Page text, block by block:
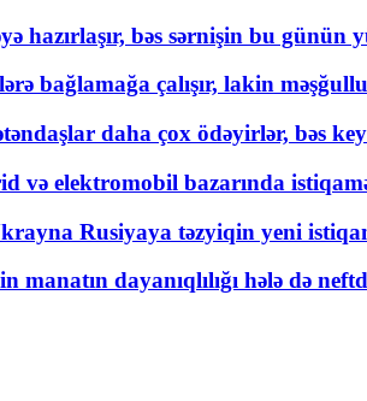
hazırlaşır, bəs sərnişin bu günün
bağlamağa çalışır, lakin
daha çox ödəyirlər, bəs
və elektromobil bazarında
Rusiyaya təzyiqin yeni
dayanıqlılığı hələ də